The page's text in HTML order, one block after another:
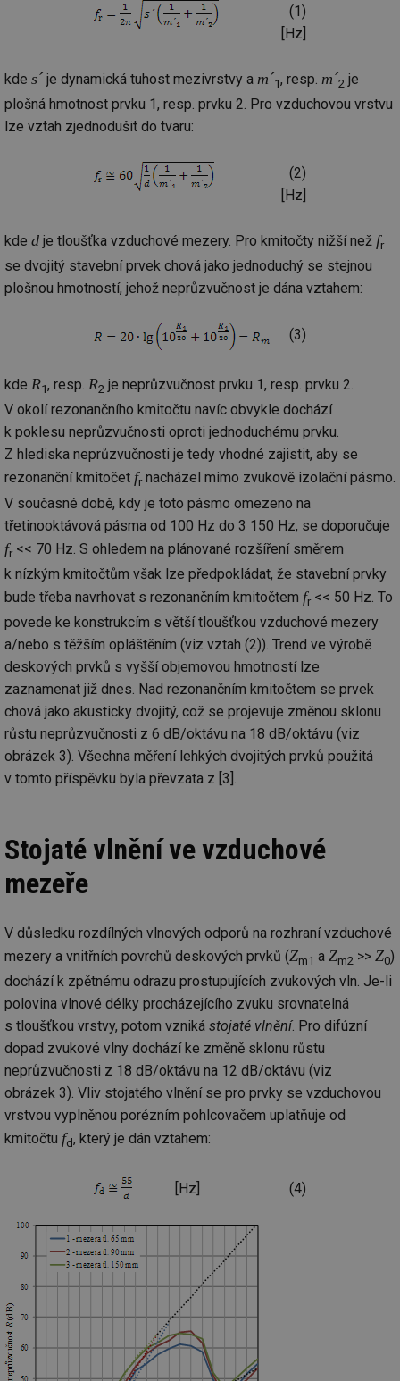
(1)
[Hz]
kde s´ je dynamická tuhost mezivrstvy a m´1, resp. m´2 je
plošná hmotnost prvku 1, resp. prvku 2. Pro vzduchovou vrstvu
lze vztah zjednodušit do tvaru:
(2)
[Hz]
kde d je tloušťka vzduchové mezery. Pro kmitočty nižší než fr
se dvojitý stavební prvek chová jako jednoduchý se stejnou
plošnou hmotností, jehož neprůzvučnost je dána vztahem:
(3)
kde R1, resp. R2 je neprůzvučnost prvku 1, resp. prvku 2.
V okolí rezonančního kmitočtu navíc obvykle dochází
k poklesu neprůzvučnosti oproti jednoduchému prvku.
Z hlediska neprůzvučnosti je tedy vhodné zajistit, aby se
rezonanční kmitočet frnacházel mimo zvukově izolační pásmo.
V současné době, kdy je toto pásmo omezeno na
třetinooktávová pásma od 100 Hz do 3 150 Hz, se doporučuje
fr<< 70 Hz. S ohledem na plánované rozšíření směrem
k nízkým kmitočtům však lze předpokládat, že stavební prvky
bude třeba navrhovat s rezonančním kmitočtem fr<< 50 Hz. To
povede ke konstrukcím s větší tloušťkou vzduchové mezery
a/nebo s těžším opláštěním (viz vztah (2)). Trend ve výrobě
deskových prvků s vyšší objemovou hmotností lze
zaznamenat již dnes. Nad rezonančním kmitočtem se prvek
chová jako akusticky dvojitý, což se projevuje změnou sklonu
růstu neprůzvučnosti z 6 dB/oktávu na 18 dB/oktávu (viz
obrázek 3). Všechna měření lehkých dvojitých prvků použitá
v tomto příspěvku byla převzata z [3].
Stojaté vlnění ve vzduchové
mezeře
V důsledku rozdílných vlnových odporů na rozhraní vzduchové
mezery a vnitřních povrchů deskových prvků (Zm1 a Zm2 >> Z0)
dochází k zpětnému odrazu prostupujících zvukových vln. Je-li
polovina vlnové délky procházejícího zvuku srovnatelná
s tloušťkou vrstvy, potom vzniká stojaté vlnění. Pro difúzní
dopad zvukové vlny dochází ke změně sklonu růstu
neprůzvučnosti z 18 dB/oktávu na 12 dB/oktávu (viz
obrázek 3). Vliv stojatého vlnění se pro prvky se vzduchovou
vrstvou vyplněnou porézním pohlcovačem uplatňuje od
kmitočtu fd, který je dán vztahem:
(4)
[Hz]